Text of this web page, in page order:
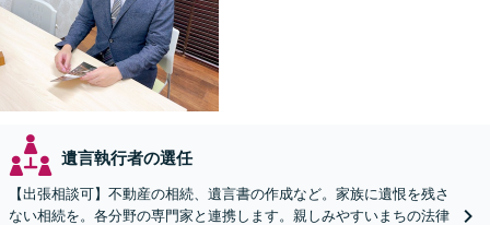
遺言執行者の選任
【出張相談可】不動産の相続、遺言書の作成など。家族に遺恨を残さ
ない相続を。各分野の専門家と連携します。親しみやすいまちの法律